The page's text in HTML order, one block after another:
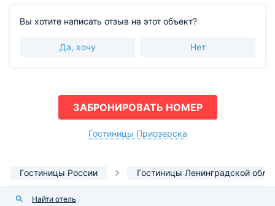
Вы хотите написать отзыв на этот объект?
Да, хочу Нет
ЗАБРОНИРОВАТЬ НОМЕР
Гостиницы Приозерска
Гостиницы России Гостиницы Ленинградской
Найти отель